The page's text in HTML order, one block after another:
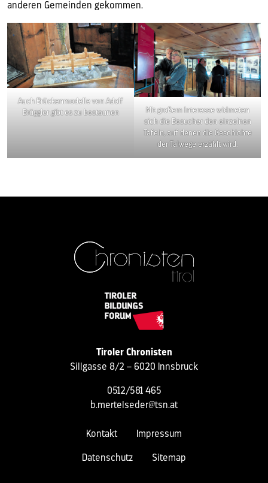
anderen Gemeinden gekommen.
Auch Brückenmodelle von Adolf
Brüggler gibt es zu bestaunen
Mit großem Interesse widmeten
sich die Besucher den einzelnen
Tafeln, auf denen die Geschichte
der Talwege erzählt wird.
Tiroler Chronisten
Sillgasse 8/2 – 6020 Innsbruck
0512/581 465
b.mertelseder@tsn.at
Kontakt Impressum
Datenschutz Sitemap